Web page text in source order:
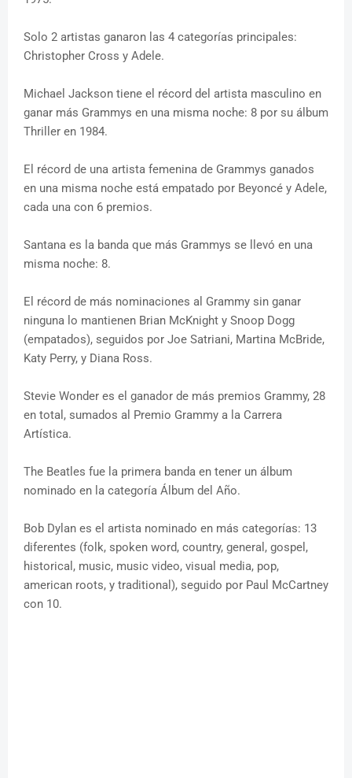
Solo 2 artistas ganaron las 4 categorías principales:
Christopher Cross y Adele.
Michael Jackson tiene el récord del artista masculino en
ganar más Grammys en una misma noche: 8 por su álbum
Thriller en 1984.
El récord de una artista femenina de Grammys ganados
en una misma noche está empatado por Beyoncé y Adele,
cada una con 6 premios.
Santana es la banda que más Grammys se llevó en una
misma noche: 8.
El récord de más nominaciones al Grammy sin ganar
ninguna lo mantienen Brian McKnight y Snoop Dogg
(empatados), seguidos por Joe Satriani, Martina McBride,
Katy Perry, y Diana Ross.
Stevie Wonder es el ganador de más premios Grammy, 28
en total, sumados al Premio Grammy a la Carrera
Artística.
The Beatles fue la primera banda en tener un álbum
nominado en la categoría Álbum del Año.
Bob Dylan es el artista nominado en más categorías: 13
diferentes (folk, spoken word, country, general, gospel,
historical, music, music video, visual media, pop,
american roots, y traditional), seguido por Paul McCartney
con 10.